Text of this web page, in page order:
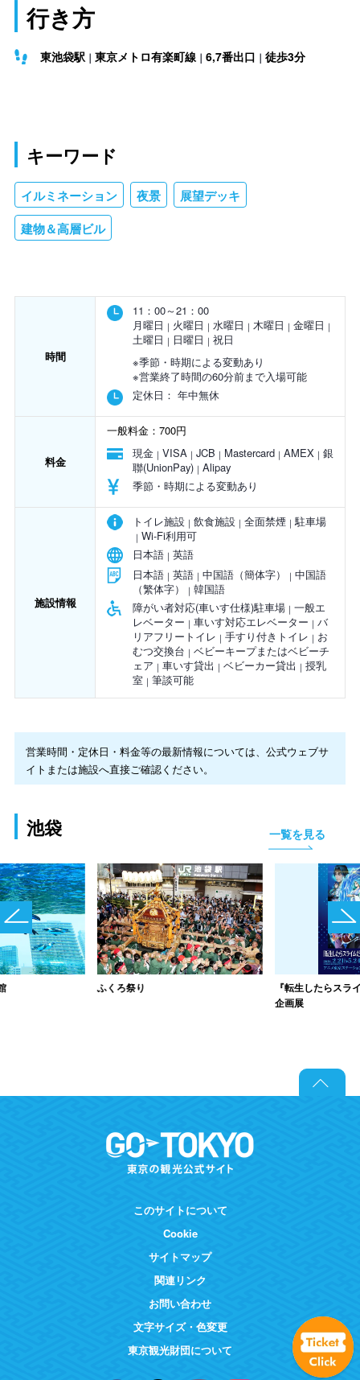
行き方
東池袋駅 東京メトロ有楽町線 6,7番出口 徒歩3分
キーワード
イルミネーション 夜景 展望デッキ
建物＆高層ビル
時間
11：00～21：00
月曜日
火曜日 水曜日 木曜日
金曜日
土曜日
日曜日
祝日
※季節・時期による変動あり
※営業終了時間の60分前まで入場可能
定休日： 年中無休
料金
一般料金：700円
現金 VISA JCB Mastercard AMEX
銀
聯(UnionPay) Alipay
季節・時期による変動あり
施設情報
トイレ施設 飲食施設 全面禁煙 駐車場
Wi-Fi利用可
日本語 英語
日本語 英語 中国語（簡体字）
中国語
（繁体字）
韓国語
障がい者対応(車いす仕様)駐車場 一般エ
レベーター
車いす対応エレベーター
バ
リアフリートイレ
手すり付きトイレ
お
むつ交換台
ベビーキープまたはベビーチ
ェア
車いす貸出 ベビーカー貸出
授乳
室
筆談可能
営業時間・定休日・料金等の最新情報については、公式ウェブサ
イトまたは施設へ直接ご確認ください。
池袋 一覧を見る
ふくろ祭り
『転生したらスラ
企画展
このサイトについて
Cookie
サイトマップ
関連リンク
お問い合わせ
文字サイズ・色変更
東京観光財団について